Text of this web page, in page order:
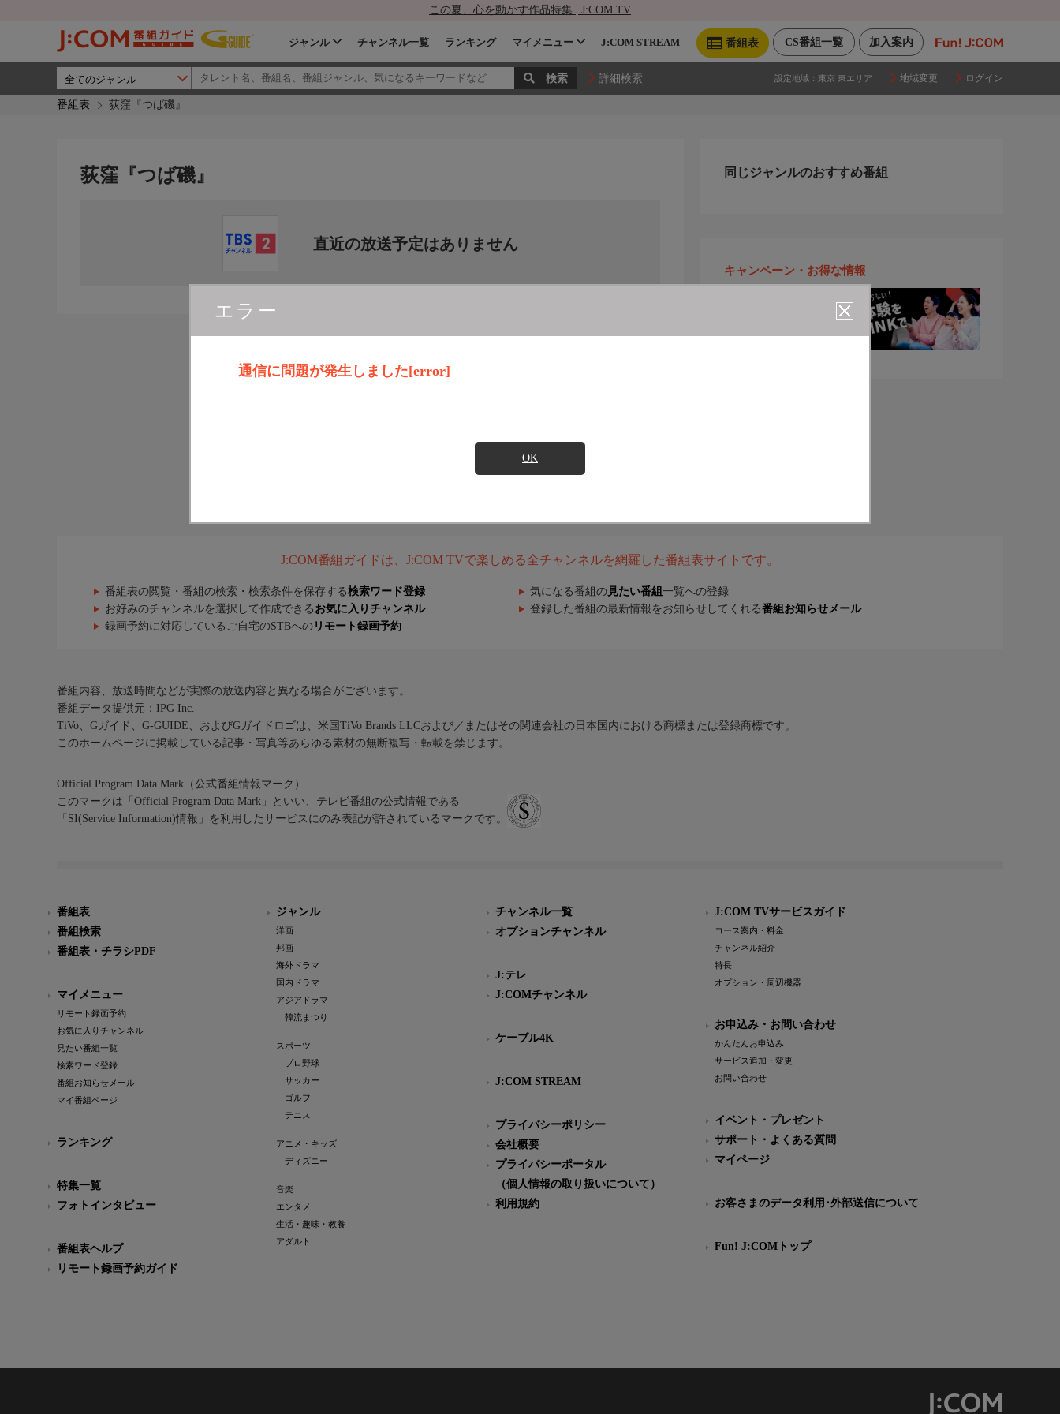
この夏、心を動かす作品特集 | J:COM TV
加入案内
CS番組一覧
番組表
ジャンル チャンネル一覧 ランキング マイメニュー J:COM STREAM
詳細検索 設定地域： 東京 東エリア 地域変更 ログイン
番組表 荻窪『つば磯』
エラー
通信に問題が発生しました[error]
OK
荻窪『つば磯』
直近の放送予定はありません
同じジャンルのおすすめ番組
キャンペーン・お得な情報
J:COM番組ガイドは、J:COM TVで楽しめる全チャンネルを網羅した番組表サイトです。
番組表の閲覧・番組の検索・検索条件を保存する検索ワード登録 気になる番組の 見たい番組 一覧への登録
お好みのチャンネルを選択して作成できる お気に入りチャンネル 登録した番組の最新情報をお知らせしてくれる番組お知らせメール
録画予約に対応しているご自宅のSTBへの リモート録画予約
番組内容、放送時間などが実際の放送内容と異なる場合がございます。
番組データ提供元：IPG Inc.
TiVo、Gガイド、G-GUIDE、およびGガイドロゴは、米国TiVo Brands LLCおよび／またはその関連会社の日本国内における商標または登録商標です。
このホームページに掲載している記事・写真等あらゆる素材の無断複写・転載を禁じます。
Official Program Data Mark（公式番組情報マーク）
このマークは「Official Program Data Mark」といい、テレビ番組の公式情報である
「SI(Service Information)情報」を利用したサービスにのみ表記が許されているマークです。
番組表
番組検索
番組表・チラシPDF
マイメニュー
リモート録画予約
お気に入りチャンネル
見たい番組一覧
検索ワード登録
番組お知らせメール
マイ番組ページ
ランキング
特集一覧
フォトインタビュー
番組表ヘルプ
リモート録画予約ガイド
ジャンル
洋画
邦画
海外ドラマ
国内ドラマ
アジアドラマ
韓流まつり
スポーツ
プロ野球
サッカー
ゴルフ
テニス
アニメ・キッズ
ディズニー
音楽
エンタメ
生活・趣味・教養
アダルト
チャンネル一覧
オプションチャンネル
J:テレ
J:COMチャンネル
ケーブル4K
J:COM STREAM
プライバシーポリシー
会社概要
プライバシーポータル
（個人情報の取り扱いについて）
利用規約
J:COM TVサービスガイド
コース案内・料金
チャンネル紹介
特長
オプション・周辺機器
お申込み・お問い合わせ
かんたんお申込み
サービス追加・変更
お問い合わせ
イベント・プレゼント
サポート・よくある質問
マイページ
お客さまのデータ利用･外部送信について
Fun! J:COMトップ